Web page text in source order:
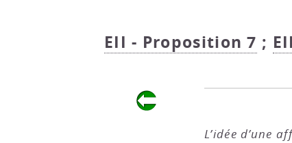
EII - Proposition 7 ;
L’idée d’une